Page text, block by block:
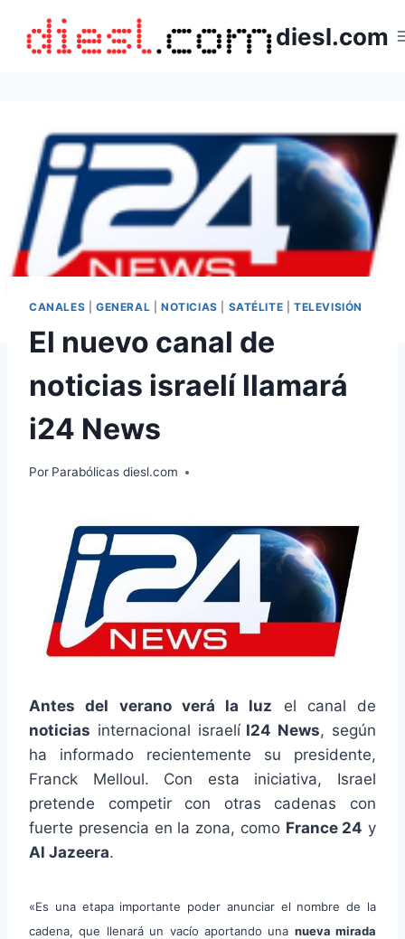
contenido
diesl.com
CANALES GENERAL NOTICIAS SATÉLITE |TELEVISIÓN
El nuevo canal de
noticias israelí llamará
i24 News
Por Parabólicas diesl.com
Antes del verano verá la luz el canal de
noticias internacional israelíI24 News, según
ha informado recientemente su presidente,
Franck Melloul. Con esta iniciativa, Israel
pretende competir con otras cadenas con
fuerte presencia en la zona, como France 24 y
Al Jazeera.
«Es una etapa importante poder anunciar el nombre de la
cadena, que llenará un vacío aportando una nueva mirada